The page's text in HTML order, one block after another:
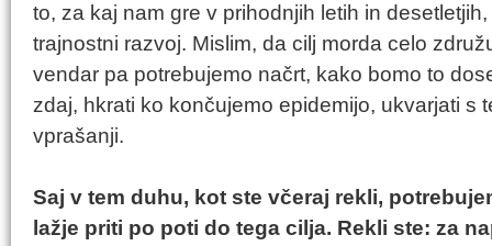
to, za kaj nam gre v prihodnjih letih in
trajnostni razvoj. Mislim, da cilj morda celo
vendar pa potrebujemo načrt, kako bomo to
zdaj, hkrati ko končujemo epidemijo, ukvarjati s
vprašanji.
Saj v tem duhu, kot ste včeraj rekli,
lažje priti po poti do tega cilja. Rekli ste: za